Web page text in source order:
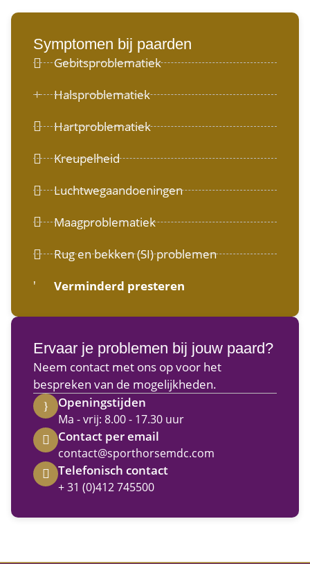
Symptomen bij paarden
Gebitsproblematiek
Halsproblematiek
Hartproblematiek
Kreupelheid
Luchtwegaandoeningen
Maagproblematiek
Rug en bekken (SI) problemen
Verminderd presteren
Ervaar je problemen bij jouw paard?
Neem contact met ons op voor het
bespreken van de mogelijkheden.
Openingstijden
Ma - vrij: 8.00 - 17.30 uur
Contact per email
contact@sporthorsemdc.com
Telefonisch contact
+ 31 (0)412 745500